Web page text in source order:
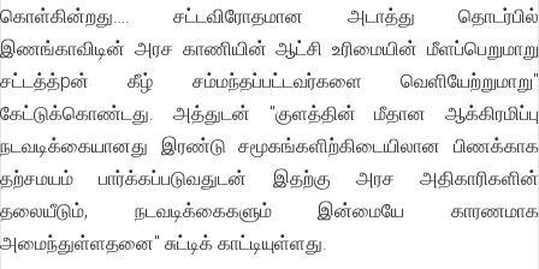
கொள்கின்றது…. சட்டவிரோதமான அடாத்து தொடர்பில்
இணங்காவிடின் அரச காணியின் ஆட்சி உரிமையின் மீளப்பெறுமாறு
சட்டத்த்pன் கீழ் சம்மந்தப்பட்டவர்களை வெளியேற்றுமாறு"
கேட்டுக்கொண்டது. அத்துடன் "குளத்தின் மீதான ஆக்கிரமிப்பு
நடவடிக்கையானது இரண்டு சமூகங்களிற்கிடையிலான பிணக்காக
தற்சமயம் பார்க்கப்படுவதுடன் இதற்கு அரச அதிகாரிகளின்
தலையீடும், நடவடிக்கைகளும் இன்மையே காரணமாக
அமைந்துள்ளதனை" சுட்டிக் காட்டியுள்ளது.